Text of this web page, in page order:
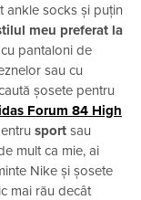
ankle socks și puțin
meu preferat la
pantaloni de
sau cu
șosete pentru
Forum 84 High
sport sau
mult ca mie, ai
Nike și șosete
mai rău decât